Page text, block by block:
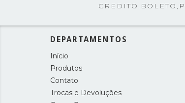
DEPARTAMENTOS
Início
Produtos
Contato
Trocas e Devoluções